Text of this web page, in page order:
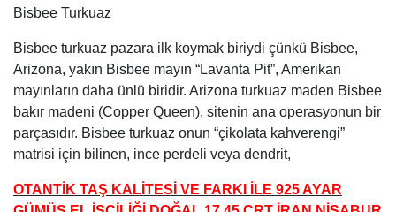
GÜMÜŞ EL İŞÇİLİĞİ DOĞAL 17.45 CRT İRAN NİŞABUR
FİRUZE TAŞI YÜZÜK.ÜRÜNÜMÜZ TEK PARÇA OLUP
SATILDIĞINDA REYONUMUZDAN KALKAR.
sert yüksek mavi taş gibi bir itibar geliştirmiştir. Bisbee
Turkuaz de güzel koyu yeşil renkte geliyor. Bu turkuaz
çoğu zaten mayınlı ve hangi sol nedeniyle açık çukura
bakır madenciliği ile şartlar belirsizlik içinde olmuştur, en